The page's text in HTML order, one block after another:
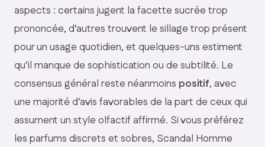
aspects : certains jugent la facette sucréetrop
prononcée, d’autres trouvent le sillagetrop présent
pour un usage quotidien, et quelques-uns estiment
qu’il manque de sophistication ou de subtilité. Le
consensus général reste néanmoins positif, avec
une majorité d’avis favorables de la part de ceux qui
assument un style olfactif affirmé. Si vous préférez
les parfums discrets et sobres, Scandal Homme